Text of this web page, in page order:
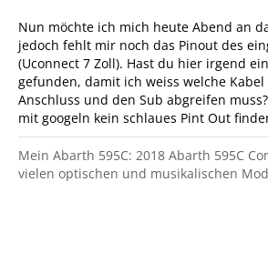
Nun möchte ich mich heute Abend an
jedoch fehlt mir noch das Pinout des
(Uconnect 7 Zoll). Hast du hier irgend
gefunden, damit ich weiss welche
Anschluss und den Sub abgreifen
mit googeln kein schlaues Pint Out
Mein Abarth 595C: 2018 Abarth 595C
vielen optischen und musikalischen